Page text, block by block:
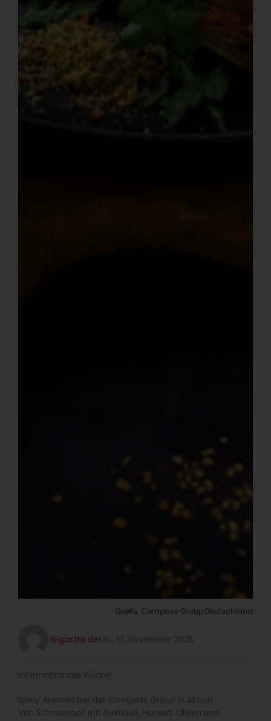
Quelle: Compass Group Deutschland
blgastro.deMo., 17. November 2025
Internationale Küche
Spicy Aromen bei der Compass Group in Aktion
Von Schmortopf mit Gemüse, Harissa, Oliven und